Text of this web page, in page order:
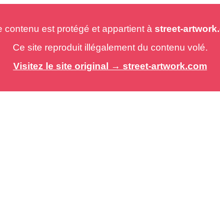
est protégé et appartient à street-
Ce site reproduit illégalement du contenu volé.
Visitez le site original → street-artwork.com